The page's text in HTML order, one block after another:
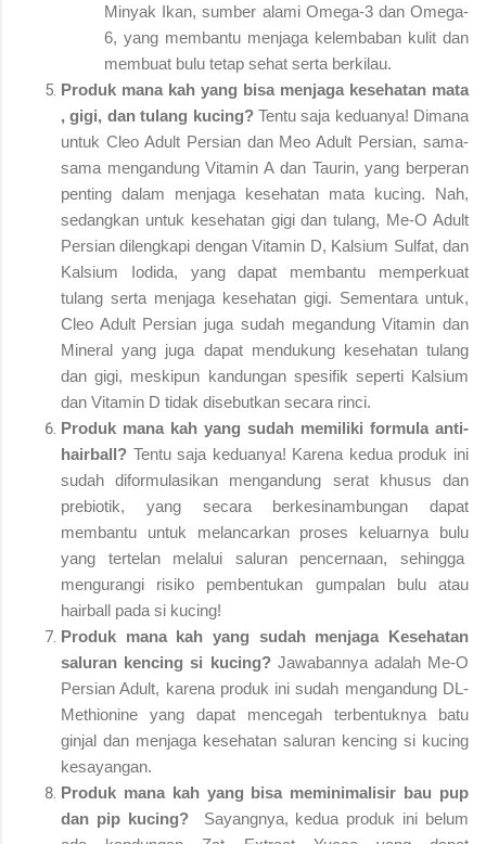
Minyak Ikan, sumber alami Omega-3 dan Omega-
6, yang membantu menjaga kelembaban kulit dan
membuat bulu tetap sehat serta berkilau.
Produk mana kah yang bisa menjaga kesehatan mata
, gigi, dan tulang kucing?Tentu saja keduanya! Dimana
untuk Cleo Adult Persian dan Meo Adult Persian, sama-
sama mengandung Vitamin A dan Taurin, yang berperan
penting dalam menjaga kesehatan mata kucing. Nah,
sedangkan untuk kesehatan gigi dan tulang, Me-O Adult
Persian dilengkapi dengan Vitamin D, Kalsium Sulfat, dan
Kalsium Iodida, yang dapat membantu memperkuat
tulang serta menjaga kesehatan gigi. Sementara untuk,
Cleo Adult Persian juga sudah megandung Vitamin dan
Mineral yang juga dapat mendukung kesehatan tulang
dan gigi, meskipun kandungan spesifik seperti Kalsium
dan Vitamin D tidak disebutkan secara rinci.
Produk mana kah yang sudah memiliki formula anti-
hairball? Tentu saja keduanya! Karena kedua produk ini
sudah diformulasikan mengandung serat khusus dan
prebiotik, yang secara berkesinambungan dapat
membantu untuk melancarkan proses keluarnya bulu
yang tertelan melalui saluran pencernaan, sehingga
mengurangi risiko pembentukan gumpalan bulu atau
hairball pada si kucing!
Produk mana kah yang sudah menjaga Kesehatan
saluran kencing si kucing? Jawabannya adalah Me-O
Persian Adult, karena produk ini sudah mengandung DL-
Methionine yang dapat mencegah terbentuknya batu
ginjal dan menjaga kesehatan saluran kencing si kucing
kesayangan.
Produk mana kah yang bisa meminimalisir bau pup
dan pip kucing? Sayangnya, kedua produk ini belum